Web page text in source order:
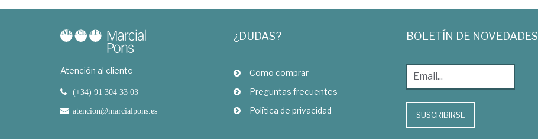
Atención al cliente
(+34) 91 304 33 03
atencion@marcialpons.es
¿DUDAS?
Como comprar
Preguntas frecuentes
Política de privacidad
BOLETÍN DE NOVEDADES
SUSCRIBIRSE